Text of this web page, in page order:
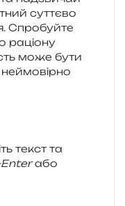
сут­тє­во
Спробуйте
раціо­ну
може бути
текст та
або